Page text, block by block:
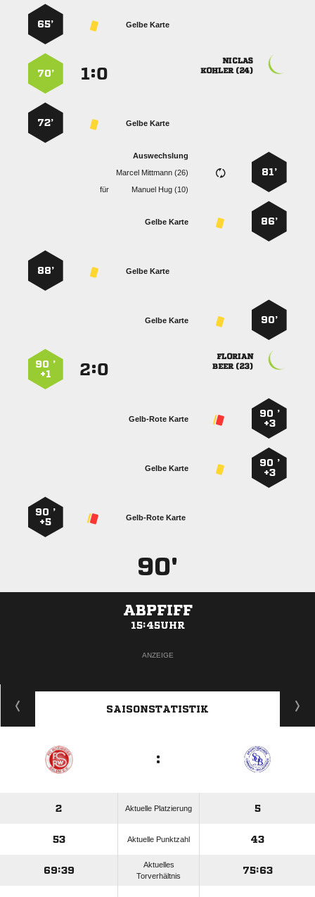
Gelbe Karte
65’

 
:
70’
Gelbe Karte
72’
81’
Auswechslung
  
für
  
86’
Gelbe Karte
Gelbe Karte
88’
90’
Gelbe Karte

 
:
90 ’
+1
90 ’
+3
Gelb-Rote Karte
90 ’
+3
Gelbe Karte
Gelb-Rote Karte
90 ’
+5
90'
ABPFIFF
15:45UHR
ANZEIGE
SAISONSTATISTIK
:
2 Aktuelle Platzierung 5
53 Aktuelle Punktzahl 43
69:39
Aktuelles
Torverhältnis
75:63